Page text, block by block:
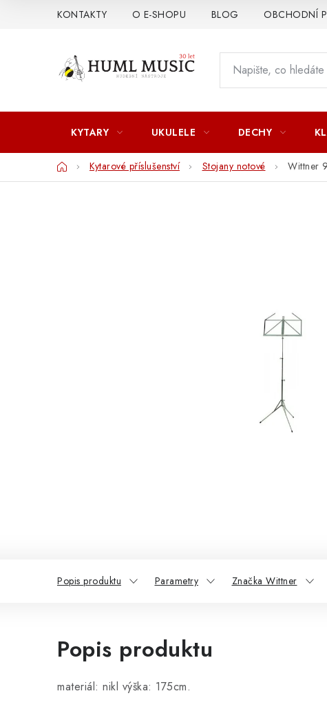
KONTAKTY O E-SHOPU BLOG OBCHODNÍ
KYTARY UKULELE DECHY
DomůKytarové příslušenství Stojany notové Wittner
Popis produktu Parametry Značka Wittner
Popis produktu
materiál: nikl výška: 175cm.